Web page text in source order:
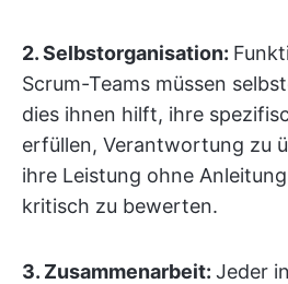
2. Selbstorganisation:
Scrum-Teams müssen
dies ihnen hilft, ihre
erfüllen, Verantwortung zu
ihre Leistung ohne
kritisch zu bewerten.
3. Zusammenarbeit: Jeder